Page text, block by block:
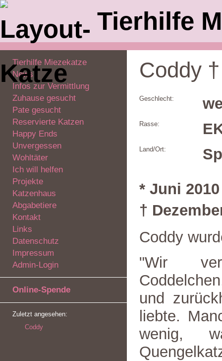
Tierhilfe
Tierhilfe Miezekatze
News
Infos zur Vermittlung
Zuhause gesucht
Pate gesucht
Reservierte Katzen
Happy Ends
Unvergessen
Wohltäter
Ich will helfen
Projekte
Katzenhaus
Abgabetiere
Kontakt
Links
Datenschutz
Impressum
Admin-Login
Online-Spende
Zuletzt angesehen:
Coddy
Coddy †
Geschlecht:
Rasse:
Land/Ort:
* Juni 2010
†
Coddy
"Wir
und
liebte.
wenig,